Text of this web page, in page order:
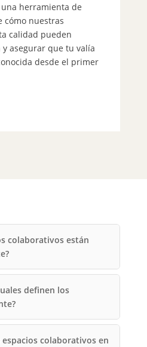
herramienta de
cómo nuestras
calidad pueden
asegurar que tu valía
desde el primer
colaborativos están
definen los
colaborativos en